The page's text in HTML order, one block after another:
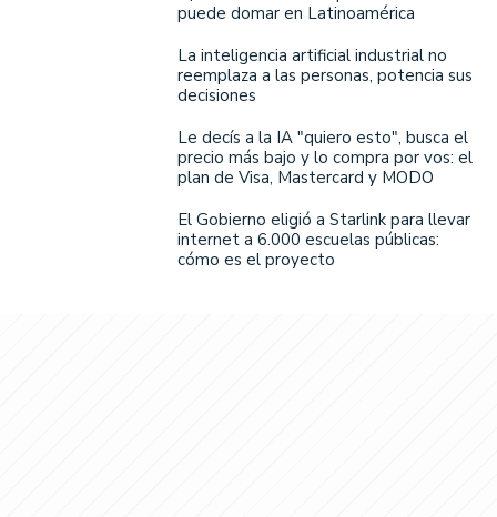
puede domar en Latinoamérica
La inteligencia artificial industrial no
reemplaza a las personas, potencia sus
decisiones
Le decís a la IA "quiero esto", busca el
precio más bajo y lo compra por vos: el
plan de Visa, Mastercard y MODO
El Gobierno eligió a Starlink para llevar
internet a 6.000 escuelas públicas:
cómo es el proyecto